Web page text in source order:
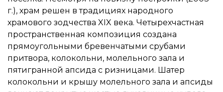
г.), храм решен в традициях народного
храмового зодчества XIX века. Четырехчастная
пространственная композиция создана
прямоугольными бревенчатыми срубами
притвора, колокольни, молельного зала и
пятигранной апсида с ризницами. Шатер
колокольни и крышу молельного зала и апсиды